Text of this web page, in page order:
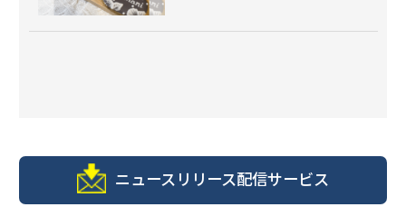
ニュースリリース配信サービス